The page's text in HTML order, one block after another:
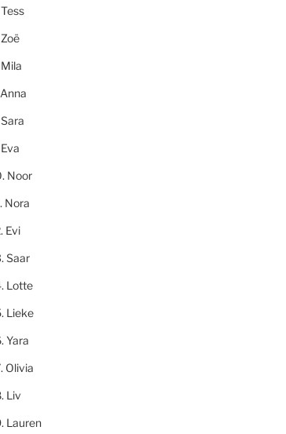
Tess
Zoë
Mila
Anna
Sara
Eva
Noor
Nora
Evi
Saar
Lotte
Lieke
Yara
Olivia
Liv
Lauren